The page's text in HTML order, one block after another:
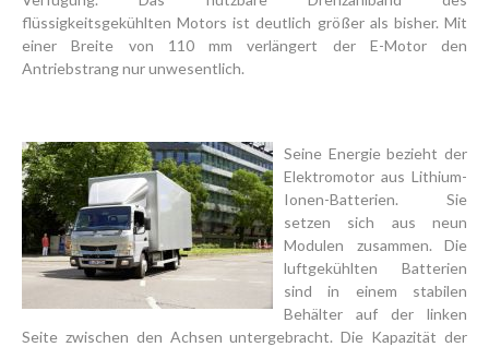
flüssigkeitsgekühlten Motors ist deutlich größer als bisher. Mit
einer Breite von 110 mm verlängert der E-Motor den
Antriebstrang nur unwesentlich.
Seine Energie bezieht der
Elektromotor aus Lithium-
Ionen-Batterien. Sie
setzen sich aus neun
Modulen zusammen. Die
luftgekühlten Batterien
sind in einem stabilen
Behälter auf der linken
Seite zwischen den Achsen untergebracht. Die Kapazität der